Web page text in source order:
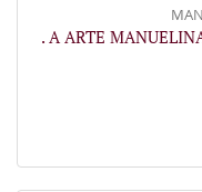
. A ARTE